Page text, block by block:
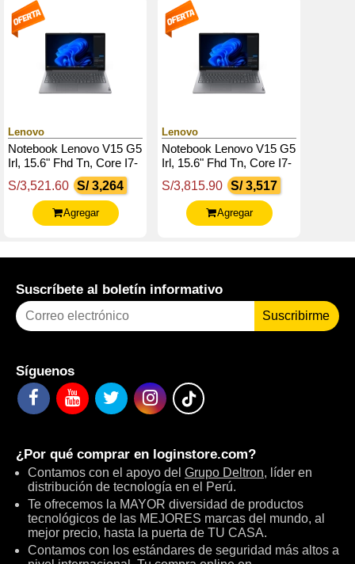
Lenovo
Notebook Lenovo V15 G5
Irl, 15.6" Fhd Tn, Core I7-
13620H 2.4 / 4.9Ghz,
16Gb Ddr5-5200Mhz
S/3,521.60 S/ 3,264
Agregar
Lenovo
Notebook Lenovo V15 G5
Irl, 15.6" Fhd Tn, Core I7-
13620H 2.4 / 4.9Ghz,
16Gb Ddr5-5200Mhz
S/3,815.90 S/ 3,517
Agregar
Suscríbete al boletín informativo
Suscribirme
Síguenos
¿Por qué comprar en loginstore.com?
Contamos con el apoyo del Grupo Deltron, líder en
distribución de tecnología en el Perú.
Te ofrecemos la MAYOR diversidad de productos
tecnológicos de las MEJORES marcas del mundo, al
mejor precio, hasta la puerta de TU CASA.
Contamos con los estándares de seguridad más altos a